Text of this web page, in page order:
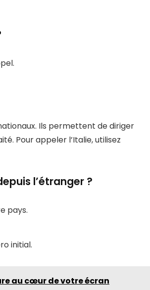
Ils permettent de diriger
Pour appeler l’Italie, utilisez
l’étranger ?
pays.
initial.
au cœur de votre écran